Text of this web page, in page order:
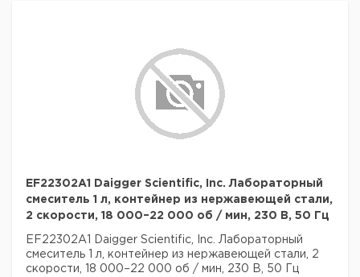
EF22302A1 Daigger Scientific, Inc. Лабораторный
смеситель 1 л, контейнер из нержавеющей стали,
2 скорости, 18 000–22 000 об / мин, 230 В, 50 Гц
EF22302A1 Daigger Scientific, Inc. Лабораторный
смеситель 1 л, контейнер из нержавеющей стали, 2
скорости, 18 000–22 000 об / мин, 230 В, 50 Гц